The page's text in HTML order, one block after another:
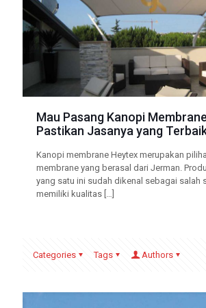
Mau Pasang Kanopi
Pastikan Jasanya yang
Kanopi membrane Heytex merupakan
membrane yang berasal dari Jerman.
yang satu ini sudah dikenal sebagai salah
memiliki kualitas […]
Categories Tags Authors